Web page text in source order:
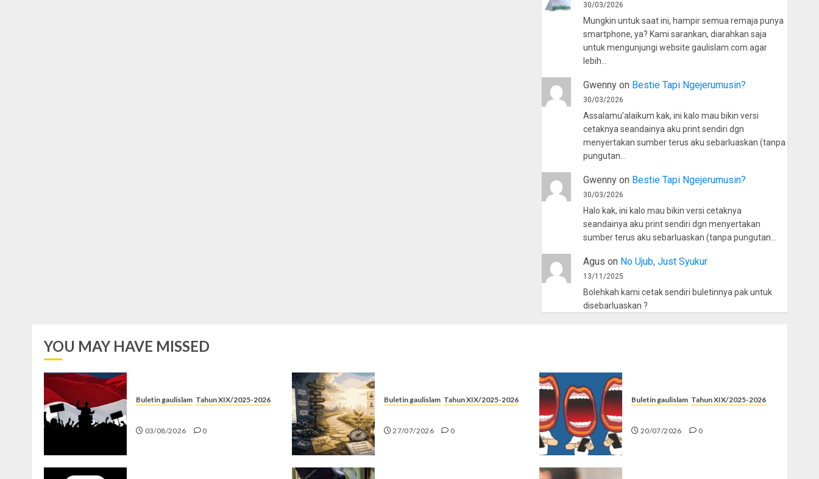
30/03/2026
Mungkin untuk saat ini, hampir semua remaja punya
smartphone, ya? Kami sarankan, diarahkan saja
untuk mengunjungi website gaulislam.com agar
lebih…
Gwennyon Bestie Tapi Ngejerumusin?
30/03/2026
Assalamu'alaikum kak, ini kalo mau bikin versi
cetaknya seandainya aku print sendiri dgn
menyertakan sumber terus aku sebarluaskan (tanpa
pungutan…
Gwennyon Bestie Tapi Ngejerumusin?
30/03/2026
Halo kak, ini kalo mau bikin versi cetaknya
seandainya aku print sendiri dgn menyertakan
sumber terus aku sebarluaskan (tanpa pungutan…
Agus on No Ujub, Just Syukur
13/11/2025
Bolehkah kami cetak sendiri buletinnya pak untuk
disebarluaskan ?
YOU MAY HAVE MISSED
Buletin gaulislam Tahun XIX/2025-2026
03/08/2026 0
Buletin gaulislam Tahun XIX/2025-2026
27/07/2026 0
Buletin gaulislam Tahun XIX/2025-2026
20/07/2026 0